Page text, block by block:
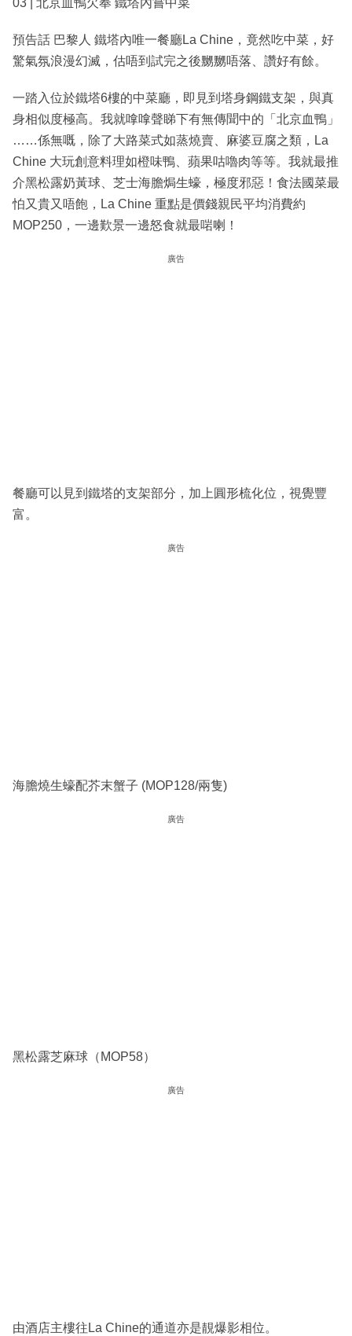
03 | 北京血鴨欠奉 鐵塔內嘗中菜
預告話 巴黎人 鐵塔內唯一餐廳La Chine，竟然吃中菜，好
驚氣氛浪漫幻滅，估唔到試完之後嬲嬲唔落、讚好有餘。
一踏入位於鐵塔6樓的中菜廳，即見到塔身鋼鐵支架，與真
身相似度極高。我就嗱嗱聲睇下有無傳聞中的「北京血鴨」
……係無嘅，除了大路菜式如蒸燒賣、麻婆豆腐之類，La
Chine 大玩創意料理如橙味鴨、蘋果咕嚕肉等等。我就最推
介黑松露奶黃球、芝士海膽焗生蠔，極度邪惡！食法國菜最
怕又貴又唔飽，La Chine 重點是價錢親民平均消費約
MOP250，一邊歎景一邊怒食就最啱喇！
廣告
餐廳可以見到鐵塔的支架部分，加上圓形梳化位，視覺豐
富。
廣告
海膽燒生蠔配芥末蟹子 (MOP128/兩隻)
廣告
黑松露芝麻球（MOP58）
廣告
由酒店主樓往La Chine的通道亦是靚爆影相位。